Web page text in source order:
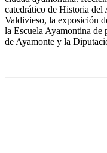
catedrático de Historia
Valdivieso, la exposición
la Escuela Ayamontina de
de Ayamonte y la